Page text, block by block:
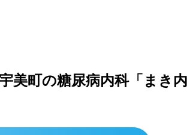
美町の糖尿病内科「まき